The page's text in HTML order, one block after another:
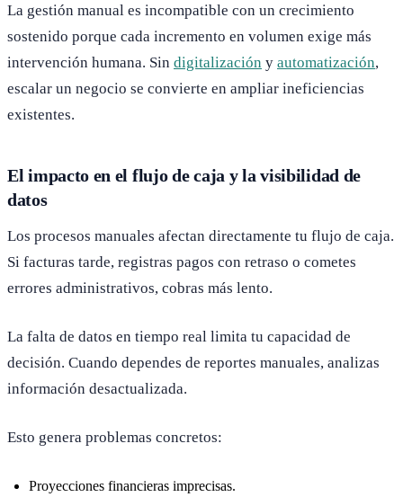
La gestión manual es incompatible con un crecimiento
sostenido porque cada incremento en volumen exige más
intervención humana. Sin digitalización y automatización,
escalar un negocio se convierte en ampliar ineficiencias
existentes.
El impacto en el flujo de caja y la visibilidad de
datos
Los procesos manuales afectan directamente tu flujo de caja.
Si facturas tarde, registras pagos con retraso o cometes
errores administrativos, cobras más lento.
La falta de datos en tiempo real limita tu capacidad de
decisión. Cuando dependes de reportes manuales, analizas
información desactualizada.
Esto genera problemas concretos:
Proyecciones financieras imprecisas.